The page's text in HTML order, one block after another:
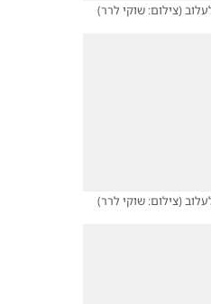
(צילום: שוקי לרר)
(צילום: שוקי לרר)